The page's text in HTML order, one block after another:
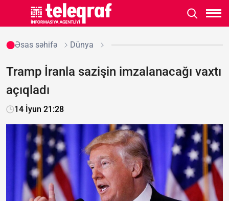
Əsas səhifə Dünya
Tramp İranla sazişin imzalanacağı vaxtı
açıqladı
14 İyun 21:28